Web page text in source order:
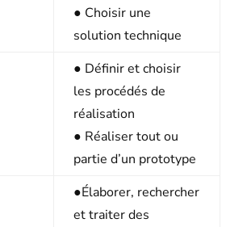
● Choisir une
solution technique
● Définir et choisir
les procédés de
réalisation
● Réaliser tout ou
partie d’un prototype
●Élaborer, rechercher
et traiter des